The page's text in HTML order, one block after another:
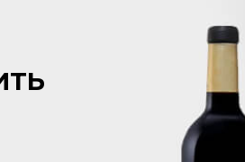
нотки хлеба, миндаля, корицы,